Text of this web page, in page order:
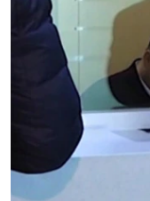
No media